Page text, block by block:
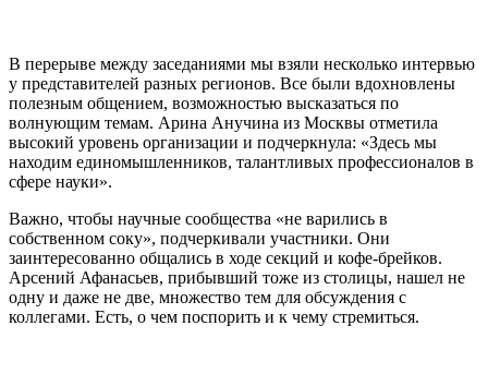
В перерыве между заседаниями мы взяли несколько интервью
у представителей разных регионов. Все были вдохновлены
полезным общением, возможностью высказаться по
волнующим темам. Арина Анучина из Москвы отметила
высокий уровень организации и подчеркнула: «Здесь мы
находим единомышленников, талантливых профессионалов в
сфере науки».
Важно, чтобы научные сообщества «не варились в
собственном соку», подчеркивали участники. Они
заинтересованно общались в ходе секций и кофе-брейков.
Арсений Афанасьев, прибывший тоже из столицы, нашел не
одну и даже не две, множество тем для обсуждения с
коллегами. Есть, о чем поспорить и к чему стремиться.